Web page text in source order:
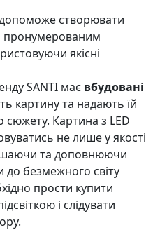
створювати
пронумерованим
якісні
SANTI має вбудовані
картину та надають їй
Картина з LED
не лише у якості
та доповнюючи
до безмежного світу
прости купити
і слідувати